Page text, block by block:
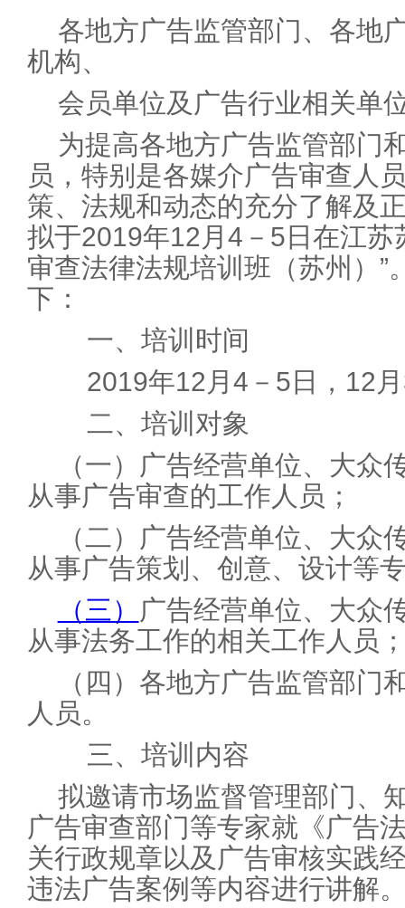
各地方广告监管部门、各地
机构、
会员单位及广告行业相关单
为提高各地方广告监管部门
员，特别是各媒介广告审查人
策、法规和动态的充分了解及
拟于2019年12月4－5日在江苏
审查法律法规培训班（苏州）”
下：
一、培训时间
2019年12月4－5日，12
二、培训对象
（一）广告经营单位、大众
从事广告审查的工作人员；
（二）广告经营单位、大众
从事广告策划、创意、设计等
（三）
广告经营单位、大众
从事法务工作的相关工作人员
（四）各地方广告监管部门
人员。
三、培训内容
拟邀请市场监督管理部门、
广告审查部门等专家就《广告
关行政规章以及广告审核实践
违法广告案例等内容进行讲解